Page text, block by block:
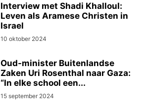
Interview met Shadi Khalloul:
Leven als Aramese Christen in
Israel
10 oktober 2024
Oud-minister Buitenlandse
Zaken Uri Rosenthal naar Gaza:
“In elke school een...
15 september 2024